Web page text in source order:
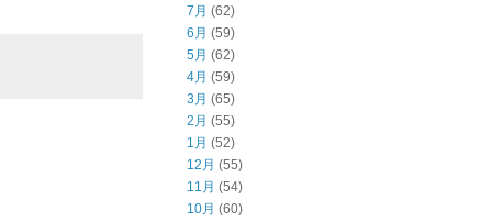
7月 (62)
6月 (59)
5月 (62)
4月 (59)
3月 (65)
2月 (55)
1月 (52)
12月 (55)
11月 (54)
10月 (60)